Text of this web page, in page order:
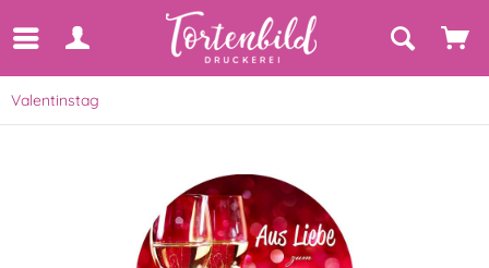
Valentinstag